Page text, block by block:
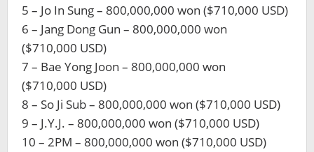
5 – Jo In Sung – 800,000,000 won ($710,000 USD)
6 – Jang Dong Gun – 800,000,000 won
($710,000 USD)
7 – Bae Yong Joon – 800,000,000 won
($710,000 USD)
8 – So Ji Sub – 800,000,000 won ($710,000 USD)
9 – J.Y.J. – 800,000,000 won ($710,000 USD)
10 – 2PM – 800,000,000 won ($710,000 USD)